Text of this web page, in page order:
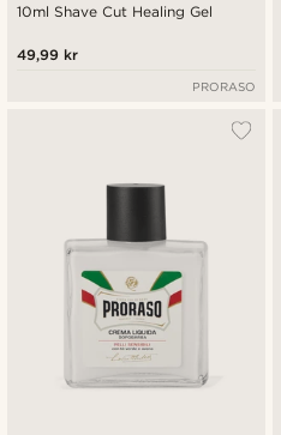
10ml Shave Cut Healing Gel
49,99 kr
PRORASO